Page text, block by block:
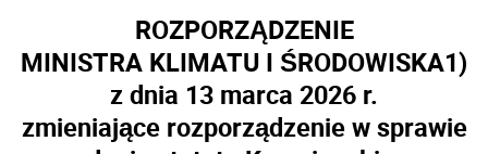
ROZPORZĄDZENIE
MINISTRA KLIMATU I ŚRODOWISKA1)
z dnia 13 marca 2026 r.
zmieniające rozporządzenie w sprawie